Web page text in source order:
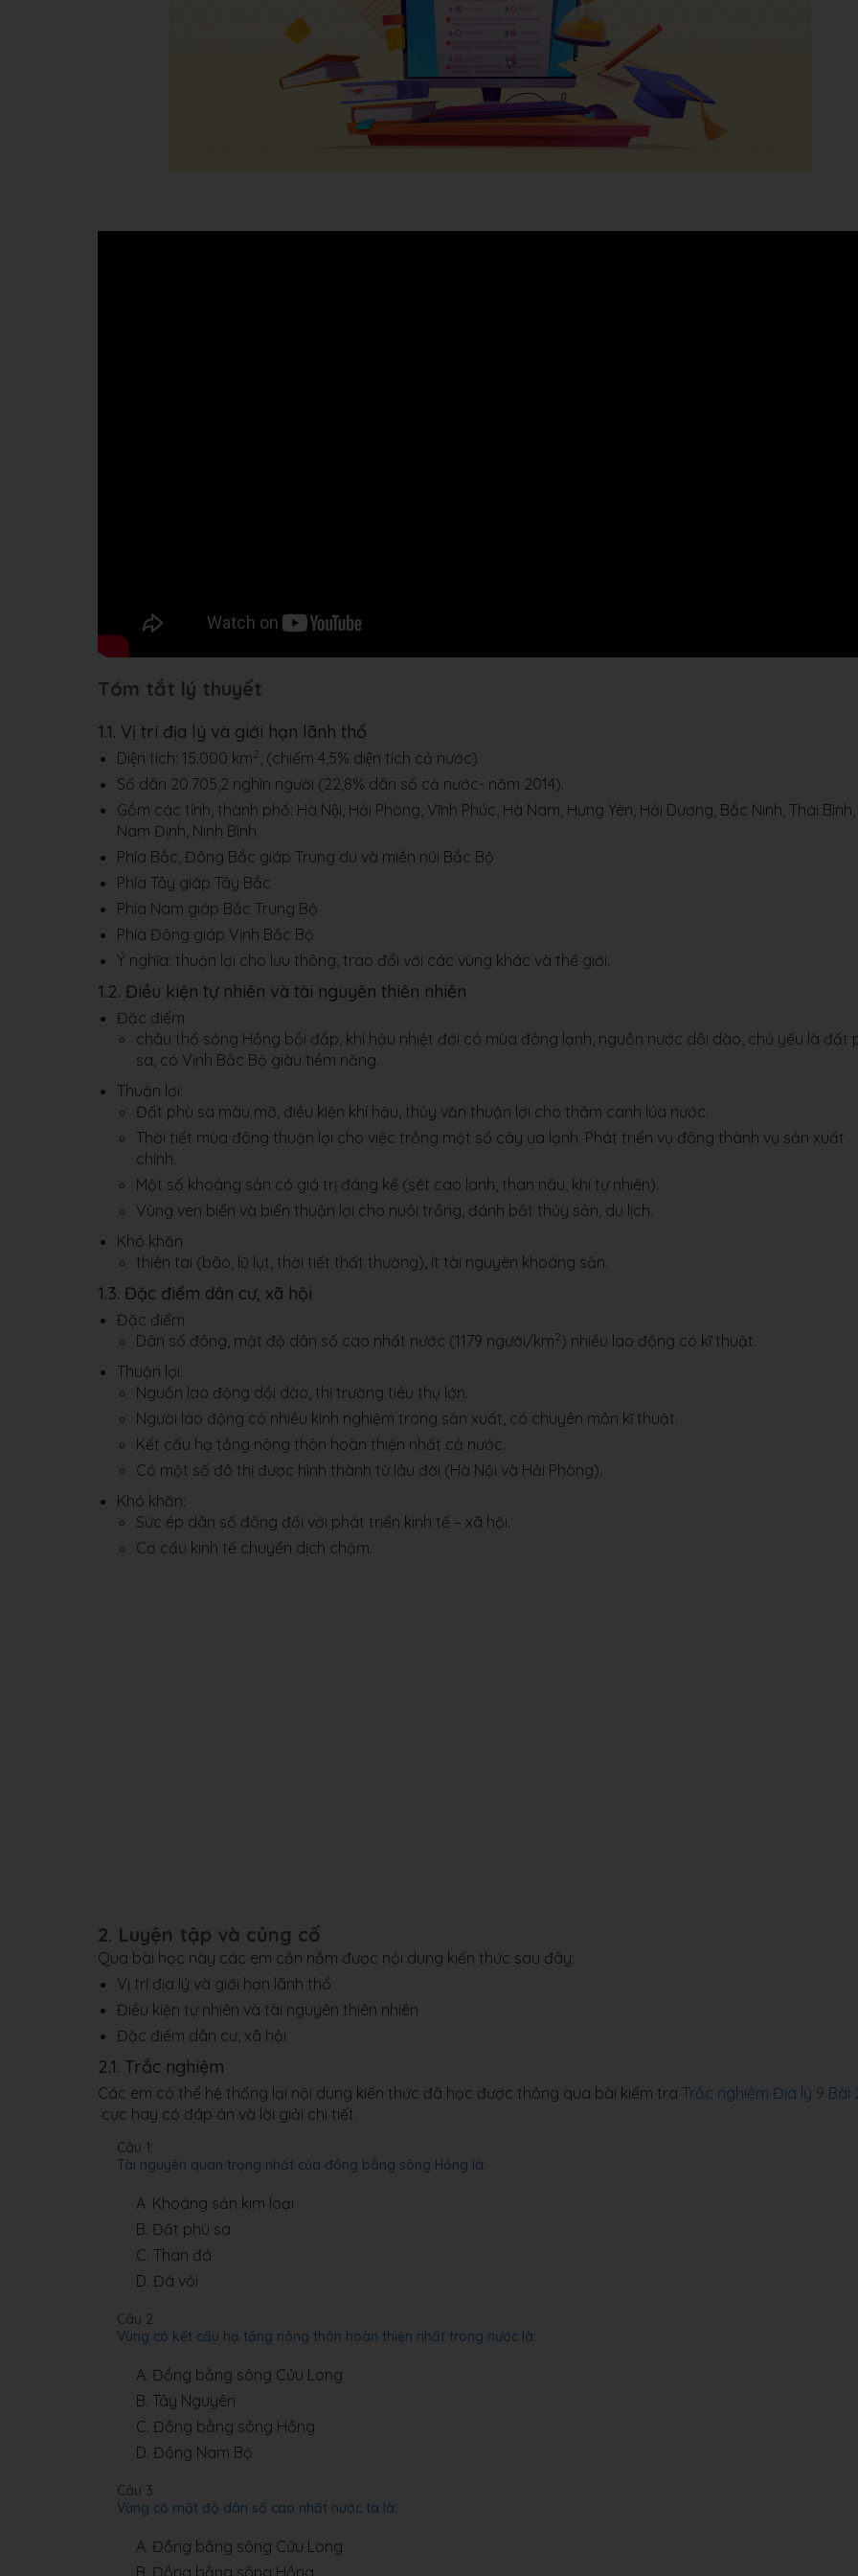
Tóm tắt lý thuyết
1.1. Vị trí địa lý và giới hạn lãnh thổ
Diện tích: 15.000 km2, (chiếm 4,5% diện tích cả nước)
Số dân 20.705,2 nghìn người (22,8% dân số cả nước- năm 2014).
Gồm các tỉnh, thành phố: Hà Nội, Hải Phòng, Vĩnh Phúc, Hà Nam, Hưng Yên, Hải Dương, Bắc Ninh, Thái Bình,
Nam Định, Ninh Bình.
Phía Bắc, Đông Bắc giáp Trung du và miền núi Bắc Bộ
Phía Tây giáp Tây Bắc
Phía Nam giáp Bắc Trung Bộ
Phía Đông giáp Vịnh Bắc Bộ
Ý nghĩa: thuận lợi cho lưu thông, trao đổi với các vùng khác và thế giới.
1.2. Điều kiện tự nhiên và tài nguyên thiên nhiên
Đặc điểm
châu thổ sông Hồng bồi đắp, khí hậu nhiệt đới có mùa đông lạnh, nguồn nước dồi dào, chủ yếu là đất
sa, có Vịnh Bắc Bộ giàu tiềm năng.
Thuận lợi:
Đất phù sa màu mỡ, điều kiện khí hậu, thủy văn thuận lợi cho thâm canh lúa nước.
Thời tiết mùa đông thuận lợi cho việc trồng một số cây ưa lạnh. Phát triển vụ đông thành vụ sản xuất
chính.
Một số khoáng sản có giá trị đáng kể (sét cao lanh, than nâu, khí tự nhiên).
Vùng ven biển và biển thuận lợi cho nuôi trồng, đánh bắt thủy sản, du lịch.
Khó khăn
thiên tai (bão, lũ lụt, thời tiết thất thường), ít tài nguyên khoáng sản.
1.3. Đặc điểm dân cư, xã hội
Đặc điểm
Dân số đông, mật độ dân số cao nhất nước (1179 người/km2) nhiều lao động có kĩ thuật.
Thuận lợi:
Nguồn lao động dồi dào, thị trường tiêu thụ lớn.
Người lao động có nhiều kinh nghiệm trong sản xuất, có chuyên môn kĩ thuật.
Kết cấu hạ tầng nông thôn hoàn thiện nhất cả nước.
Có một số đô thị được hình thành từ lâu đời (Hà Nội và Hải Phòng).
Khó khăn:
Sức ép dân số đông đối với phát triển kinh tế – xã hội.
Cơ cấu kinh tế chuyển dịch chậm.
2. Luyện tập và củng cố
Qua bài học này các em cần nắm được nội dung kiến thức sau đây:
Vị trí địa lý và giới hạn lãnh thổ
Điều kiện tự nhiên và tài nguyên thiên nhiên
Đặc điểm dân cư, xã hội
2.1. Trắc nghiệm
Các em có thể hệ thống lại nội dung kiến thức đã học được thông qua bài kiểm tra Trắc nghiệm Địa lý 9 Bài
cực hay có đáp án và lời giải chi tiết.
Câu 1:
Tài nguyên quan trọng nhất của đồng bằng sông Hồng là:
A. Khoáng sản kim loại
B. Đất phù sa
C. Than đá
D. Đá vôi
Câu 2:
Vùng có kết cấu hạ tầng nông thôn hoàn thiện nhất trong nước là:
A. Đồng bằng sông Cửu Long
B. Tây Nguyên
C. Đồng bằng sông Hồng
D. Đông Nam Bộ
Câu 3:
Vùng có mật độ dân số cao nhất nước ta là:
A. Đồng bằng sông Cửu Long